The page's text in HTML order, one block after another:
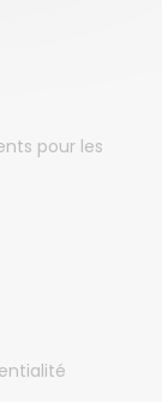
pour les